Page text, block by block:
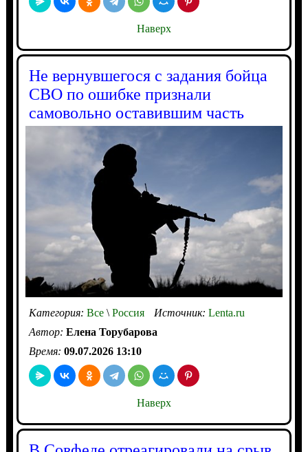
Наверх
Не вернувшегося с задания бойца
СВО по ошибке признали
самовольно оставившим часть
Категория: Все\Россия Источник: Lenta.ru
Автор: Елена Торубарова
Время: 09.07.2026 13:10
Наверх